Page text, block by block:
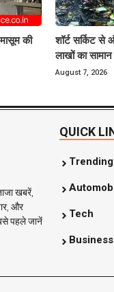
की
शॉर्ट सर्किट से
लाखों का
August 7, 2026
खबरें,
और
पहले जानें
QUICK
Tech
Business